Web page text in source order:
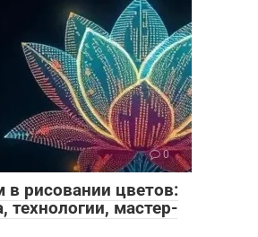
0
в рисовании цветов:
технологии, мастер-